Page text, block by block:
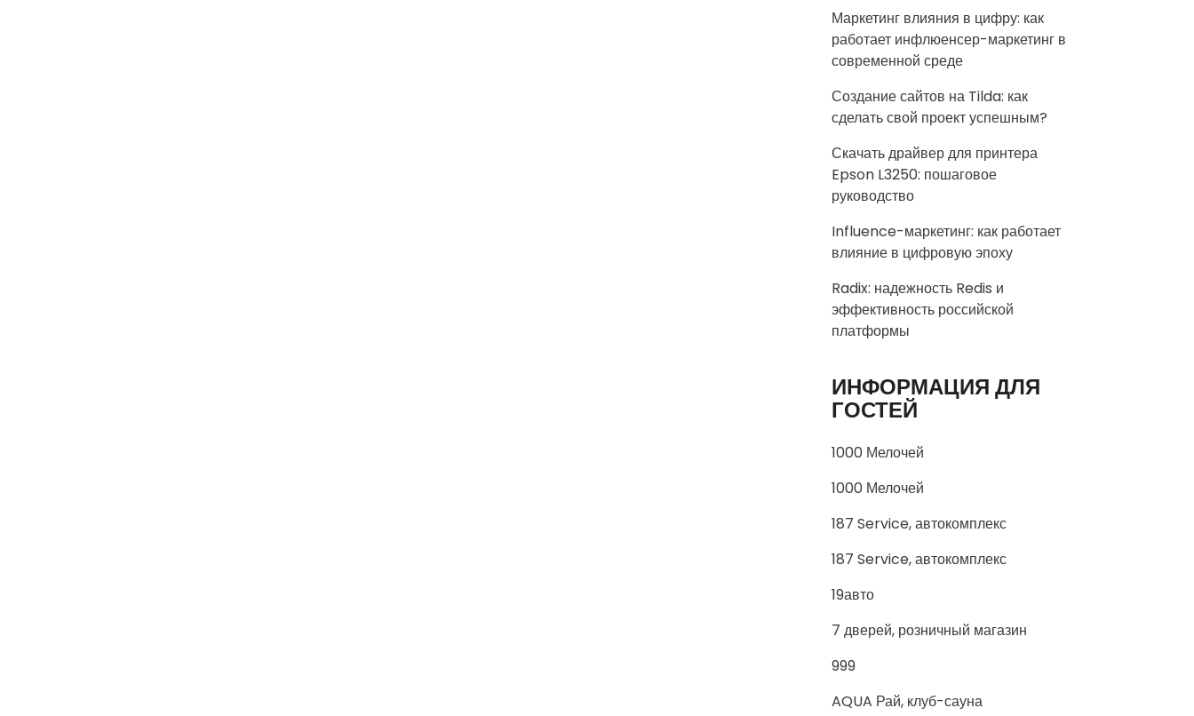
Маркетинг влияния в цифру: как
работает инфлюенсер-маркетинг в
современной среде
Создание сайтов на Tilda: как
сделать свой проект успешным?
Скачать драйвер для принтера
Epson L3250: пошаговое
руководство
Influence-маркетинг: как работает
влияние в цифровую эпоху
Radix: надежность Redis и
эффективность российской
платформы
ИНФОРМАЦИЯ ДЛЯ
ГОСТЕЙ
1000 Мелочей
1000 Мелочей
187 Service, автокомплекс
187 Service, автокомплекс
19авто
7 дверей, розничный магазин
999
AQUA Рай, клуб-сауна